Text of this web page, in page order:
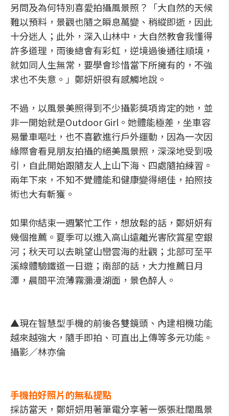
另問及為何特別喜愛拍攝風景照？「大自然的天候
難以預料，景觀也隨之瞬息萬變、稍縱即逝，因此
十分迷人；此外，深入山林中，大自然教會我懂得
許多道理，雨後總會有彩虹，逆境過後通往順境，
就如同人生無常，要學會珍惜當下所擁有的，不強
求也不失意。」鄭妍妍很有感觸地說。
不過，以風景美照得到不少攝影獎項肯定的她，並
非一開始就是Outdoor Girl。她體能極差，坐車容
易暈車嘔吐，也不喜歡進行戶外運動，因為一次因
緣際會看見朋友拍攝的絕美風景照，深深地受到吸
引，自此開始跟隨友人上山下海、四處隨拍練習。
兩年下來，不知不覺體能和健康變得絕佳，拍照技
術也大有斬獲。
如果你結束一週繁忙工作，想放鬆的話，鄭妍妍有
幾個推薦。夏季可以進入高山遠離光害欣賞星空銀
河；秋天可以去眺望山巒雲海的壯觀；北部可至平
溪線體驗鐵道一日遊；南部的話，大力推薦日月
潭，晨間平流薄霧瀰漫湖面，景色醉人。
▲現在智慧型手機的前後各雙鏡頭、內建相機功能
越來越強大，隨手即拍、可直出上傳等多元功能。
攝影／林亦倫
手機拍好照片的無私提點
採訪當天，鄭妍妍用著筆電分享著一張張壯闊風景